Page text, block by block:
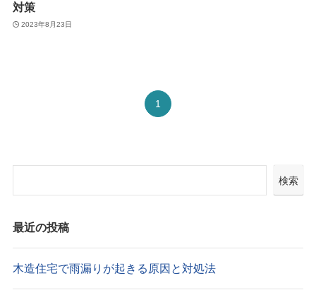
対策
2023年8月23日
1
検索
最近の投稿
木造住宅で雨漏りが起きる原因と対処法